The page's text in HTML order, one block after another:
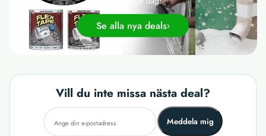
Se alla nya deals
Vill du inte missa nästa deal?
Meddela mig